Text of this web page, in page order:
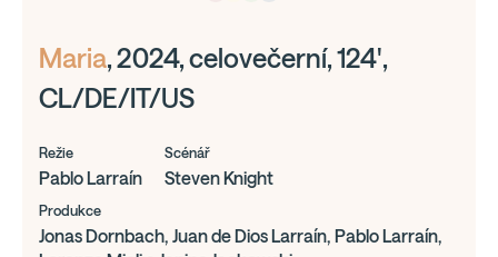
Maria, 2024, celovečerní, 124',
CL/DE/IT/US
Režie
Pablo Larraín
Scénář
Steven Knight
Produkce
Jonas Dornbach, Juan de Dios Larraín, Pablo Larraín,